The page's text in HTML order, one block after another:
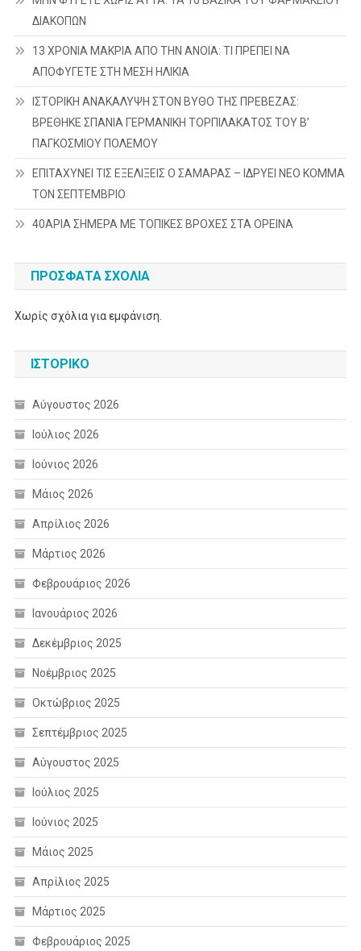
ΔΙΑΚΟΠΩΝ
13 ΧΡΟΝΙΑ ΜΑΚΡΙΑ ΑΠΟ ΤΗΝ ΑΝΟΙΑ: ΤΙ ΠΡΕΠΕΙ ΝΑ
ΑΠΟΦΥΓΕΤΕ ΣΤΗ ΜΕΣΗ ΗΛΙΚΙΑ
ΙΣΤΟΡΙΚΗ ΑΝΑΚΑΛΥΨΗ ΣΤΟΝ ΒΥΘΟ ΤΗΣ ΠΡΕΒΕΖΑΣ:
ΒΡΕΘΗΚΕ ΣΠΑΝΙΑ ΓΕΡΜΑΝΙΚΗ ΤΟΡΠΙΛΑΚΑΤΟΣ ΤΟΥ Β’
ΠΑΓΚΟΣΜΙΟΥ ΠΟΛΕΜΟΥ
ΕΠΙΤΑΧΥΝΕΙ ΤΙΣ ΕΞΕΛΙΞΕΙΣ Ο ΣΑΜΑΡΑΣ – ΙΔΡΥΕΙ ΝΕΟ ΚΟΜΜΑ
ΤΟΝ ΣΕΠΤΕΜΒΡΙΟ
40ΑΡΙΑ ΣΗΜΕΡΑ ΜΕ ΤΟΠΙΚΕΣ ΒΡΟΧΕΣ ΣΤΑ ΟΡΕΙΝΑ
ΠΡΌΣΦΑΤΑ ΣΧΌΛΙΑ
Χωρίς σχόλια για εμφάνιση.
ΙΣΤΟΡΙΚΌ
Αύγουστος 2026
Ιούλιος 2026
Ιούνιος 2026
Μάιος 2026
Απρίλιος 2026
Μάρτιος 2026
Φεβρουάριος 2026
Ιανουάριος 2026
Δεκέμβριος 2025
Νοέμβριος 2025
Οκτώβριος 2025
Σεπτέμβριος 2025
Αύγουστος 2025
Ιούλιος 2025
Ιούνιος 2025
Μάιος 2025
Απρίλιος 2025
Μάρτιος 2025
Φεβρουάριος 2025